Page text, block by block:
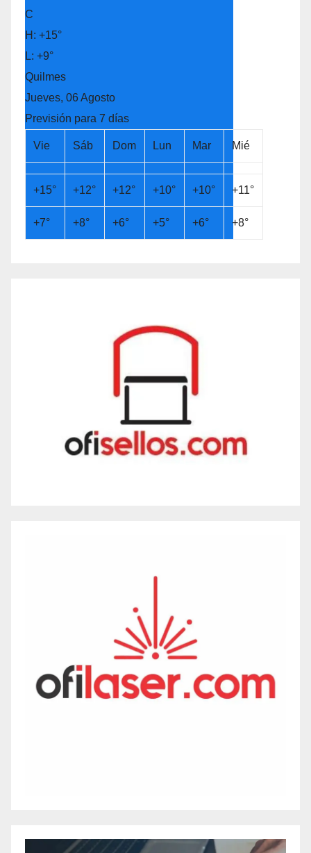
C
H: +15°
L: +9°
Quilmes
Jueves, 06 Agosto
Previsión para 7 días
Vie Sáb Dom Lun Mar Mié
+15° +12° +12° +10° +10° +11°
+7° +8° +6° +5° +6° +8°